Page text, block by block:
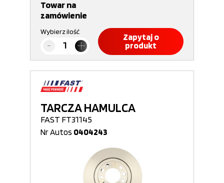
Towar na
zamówienie
Wybierz ilość
Zapytaj o
produkt
TARCZA HAMULCA
FAST FT31145
Nr Autos 0404243